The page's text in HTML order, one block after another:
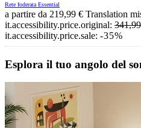
Rete foderata Essential
a partire da 219,99 € Translation
it.accessibility.price.original:
it.accessibility.price.sale: -35%
Esplora il tuo angolo del